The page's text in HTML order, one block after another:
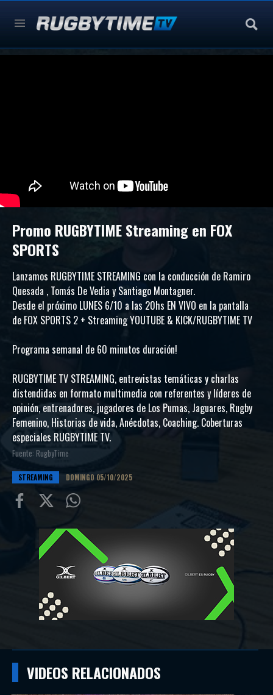
Promo RUGBYTIME Streaming en FOX
SPORTS
Lanzamos RUGBYTIME STREAMING con la conducción de Ramiro
Quesada , Tomás De Vedia y Santiago Montagner.
Desde el próximo LUNES 6/10 a las 20hs EN VIVO en la pantalla
de FOX SPORTS 2 + Streaming YOUTUBE & KICK/RUGBYTIME TV
Programa semanal de 60 minutos duración!
RUGBYTIME TV STREAMING, entrevistas temáticas y charlas
distendidas en formato multimedia con referentes y líderes de
opinión, entrenadores, jugadores de Los Pumas, Jaguares, Rugby
Femenino, Historias de vida, Anécdotas, Coaching. Coberturas
especiales RUGBYTIME TV.
Fuente: RugbyTime
STREAMING DOMINGO 05/10/2025
Facebook
en
Twitter
en
Wathsapp
VIDEOS RELACIONADOS